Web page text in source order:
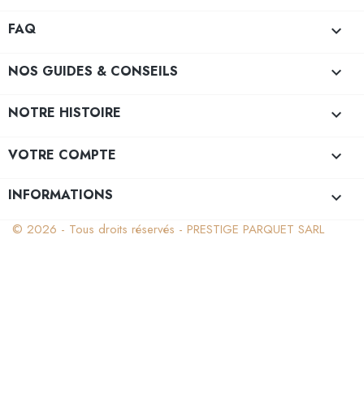
FAQ 
NOS GUIDES & CONSEILS 
NOTRE HISTOIRE 
VOTRE COMPTE 
INFORMATIONS keyboard_arrow_down
© 2026 - Tous droits réservés - PRESTIGE PARQUET SARL